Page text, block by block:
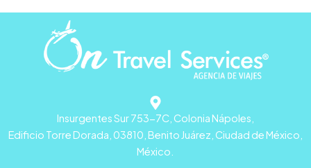
Insurgentes Sur 753-7C, Colonia Nápoles,
Edificio Torre Dorada, 03810, Benito Juárez, Ciudad de México,
México.